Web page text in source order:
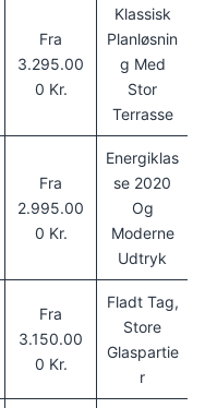
Fra
3.295.00
0 Kr.
Klassisk
Planløsnin
G Med
Stor
Terrasse
Fra
2.995.00
0 Kr.
Energiklas
Se 2020
Og
Moderne
Udtryk
Fra
3.150.00
0 Kr.
Fladt Tag,
Store
Glaspartie
R